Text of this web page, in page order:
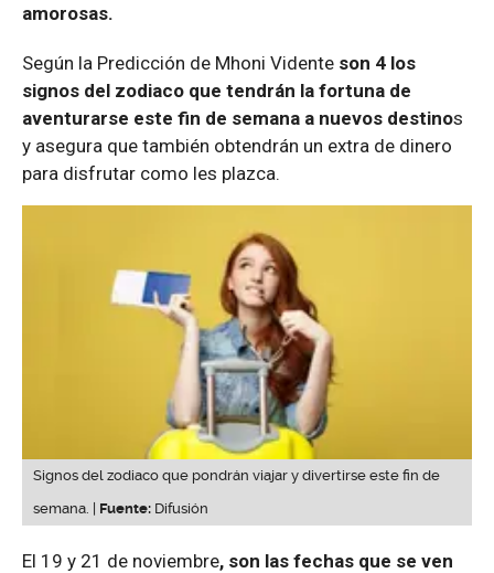
amorosas.
Según la Predicción de Mhoni Vidente son 4 los
signos del zodiaco que tendrán la fortuna de
aventurarse este fin de semana a nuevos destinos
y asegura que también obtendrán un extra de dinero
para disfrutar como les plazca.
Signos del zodiaco que pondrán viajar y divertirse este fin de
semana. | Fuente: Difusión
El 19 y 21 de noviembre, son las fechas que se ven